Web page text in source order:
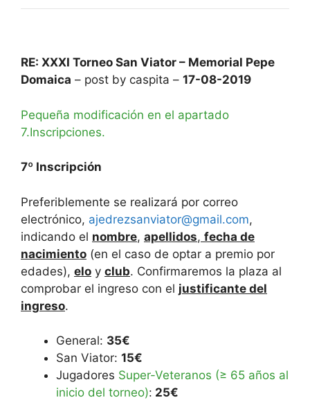
RE: XXXI Torneo San Viator – Memorial Pepe
Domaica – post by caspita – 17-08-2019
Pequeña modificación en el apartado
7.Inscripciones.
7º Inscripción
Preferiblemente se realizará por correo
electrónico, ajedrezsanviator@gmail.com,
indicando el nombre, apellidos, fecha de
nacimiento (en el caso de optar a premio por
edades), elo y club. Confirmaremos la plaza al
comprobar el ingreso con el justificante del
ingreso.
General: 35€
San Viator: 15€
Jugadores Super-Veteranos (≥ 65 años al
inicio del torneo): 25€